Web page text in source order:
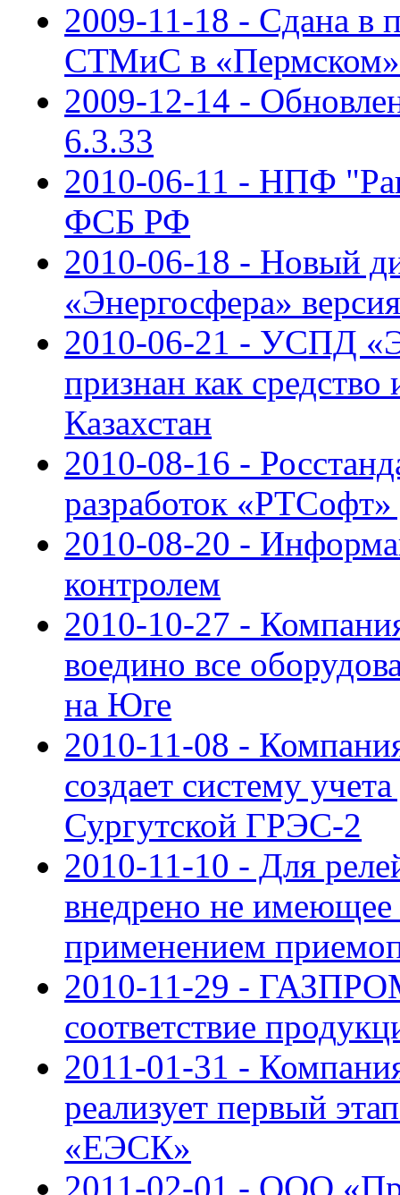
2009-11-18 - Сдана в
СТМиC в
2009-12-14 -
6.3.33
2010-06-11 - НПФ
ФСБ РФ
2010-06-18 - Новый
«Энергосфера»
2010-06-21 - УСПД
признан как
Казахстан
2010-08-16 -
разработок «РТСофт»
2010-08-20 -
контролем
2010-10-27 -
воедино все
на Юге
2010-11-08 -
создает систему
Сургутской ГРЭС-2
2010-11-10 - Для
внедрено не имеющее
применением
2010-11-29 -
соответствие
2011-01-31 -
реализует первый
«ЕЭСК»